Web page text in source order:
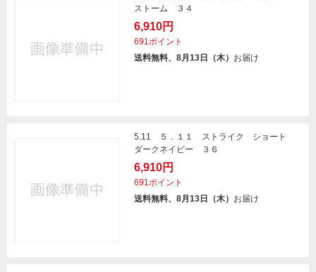
ストーム ３４
6,910円
691ポイント
送料無料、8月13日（木） お届け
5.11 ５．１１ ストライク ショート
ダークネイビー ３６
6,910円
691ポイント
送料無料、8月13日（木） お届け